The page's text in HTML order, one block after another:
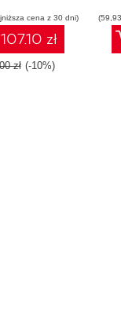
cena z 30 dni)
107.10 zł
zł (-10%)